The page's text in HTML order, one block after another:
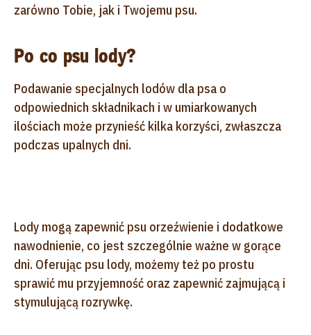
zarówno Tobie, jak i Twojemu psu.
Po co psu lody?
Podawanie specjalnych lodów dla psa o
odpowiednich składnikach i w umiarkowanych
ilościach może przynieść kilka korzyści, zwłaszcza
podczas upalnych dni.
Lody mogą zapewnić psu orzeźwienie i dodatkowe
nawodnienie, co jest szczególnie ważne w gorące
dni. Oferując psu lody, możemy też po prostu
sprawić mu przyjemność oraz zapewnić zajmującą i
stymulującą rozrywkę.